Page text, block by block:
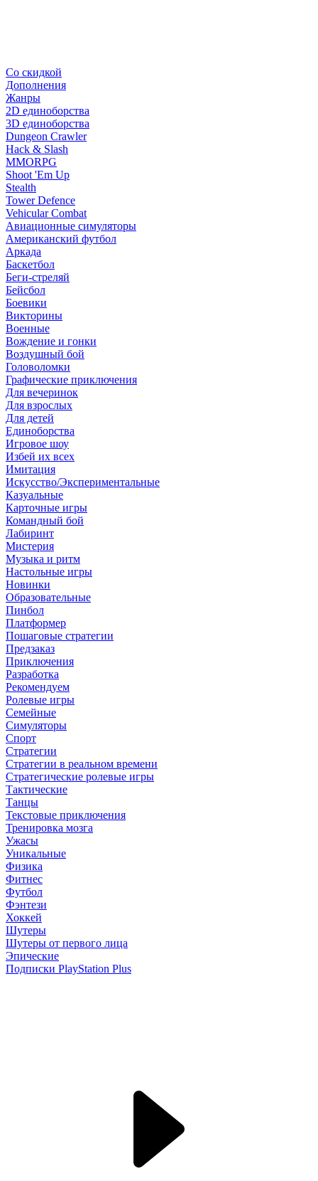
Со скидкой
Дополнения
Жанры
2D единоборства
3D единоборства
Dungeon Crawler
Hack & Slash
MMORPG
Shoot 'Em Up
Stealth
Tower Defence
Vehicular Combat
Авиационные симуляторы
Американский футбол
Аркада
Баскетбол
Беги-стреляй
Бейсбол
Боевики
Викторины
Военные
Вождение и гонки
Воздушный бой
Головоломки
Графические приключения
Для вечеринок
Для взрослых
Для детей
Единоборства
Игровое шоу
Избей их всех
Имитация
Искусство/Экспериментальные
Казуальные
Карточные игры
Командный бой
Лабиринт
Мистерия
Музыка и ритм
Настольные игры
Новинки
Образовательные
Пинбол
Платформер
Пошаговые стратегии
Предзаказ
Приключения
Разработка
Рекомендуем
Ролевые игры
Семейные
Симуляторы
Спорт
Стратегии
Стратегии в реальном времени
Стратегические ролевые игры
Тактические
Танцы
Текстовые приключения
Тренировка мозга
Ужасы
Уникальные
Физика
Фитнес
Футбол
Фэнтези
Хоккей
Шутеры
Шутеры от первого лица
Эпические
Подписки PlayStation Plus